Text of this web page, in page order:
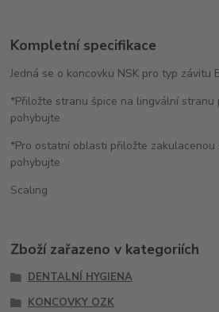
Kompletní specifikace
Jedná se o koncovku NSK pro typ závitu
*Přiložte stranu špice na lingvální stranu
pohybujte
*Pro ostatní oblasti přiložte
pohybujte
Scaling
Zboží zařazeno v kategoriích
DENTALNÍ HYGIENA
KONCOVKY OZK